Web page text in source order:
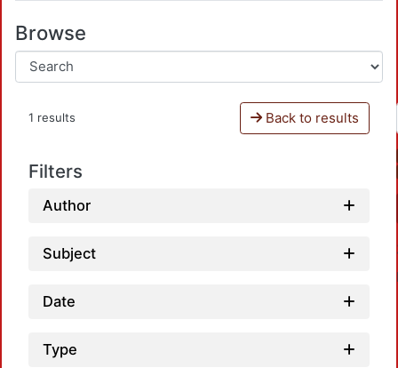
Browse
1 results Back to results
Filters
Author
Subject
Date
Type